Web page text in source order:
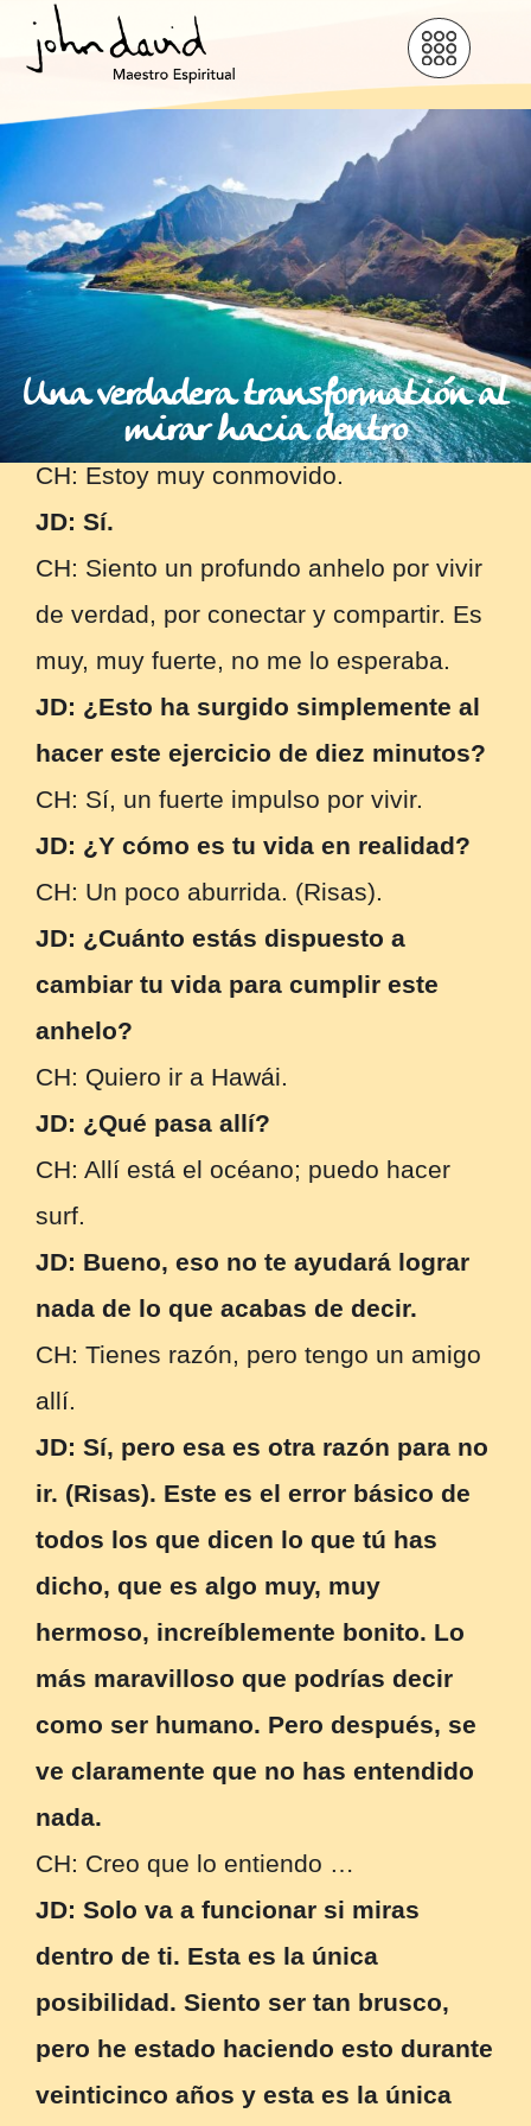
Una verdadera transformatión al
mirar hacia dentro
CH: Estoy muy conmovido.
JD: Sí.
CH: Siento un profundo anhelo por vivir
de verdad, por conectar y compartir. Es
muy, muy fuerte, no me lo esperaba.
JD: ¿Esto ha surgido simplemente al
hacer este ejercicio de diez minutos?
CH: Sí, un fuerte impulso por vivir.
JD: ¿Y cómo es tu vida en realidad?
CH: Un poco aburrida. (Risas).
JD: ¿Cuánto estás dispuesto a
cambiar tu vida para cumplir este
anhelo?
CH: Quiero ir a Hawái.
JD: ¿Qué pasa allí?
CH: Allí está el océano; puedo hacer
surf.
JD: Bueno, eso no te ayudará lograr
nada de lo que acabas de decir.
CH: Tienes razón, pero tengo un amigo
allí.
JD: Sí, pero esa es otra razón para no
ir. (Risas). Este es el error básico de
todos los que dicen lo que tú has
dicho, que es algo muy, muy
hermoso, increíblemente bonito. Lo
más maravilloso que podrías decir
como ser humano. Pero después, se
ve claramente que no has entendido
nada.
CH: Creo que lo entiendo …
JD: Solo va a funcionar si miras
dentro de ti. Esta es la única
posibilidad. Siento ser tan brusco,
pero he estado haciendo esto durante
veinticinco años y esta es la única